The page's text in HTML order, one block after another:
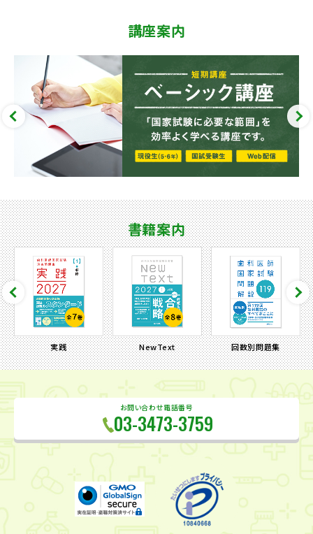
講座案内
書籍案内
実践 NewText 回数別問題集
お問い合わせ電話番号
03-3473-3759